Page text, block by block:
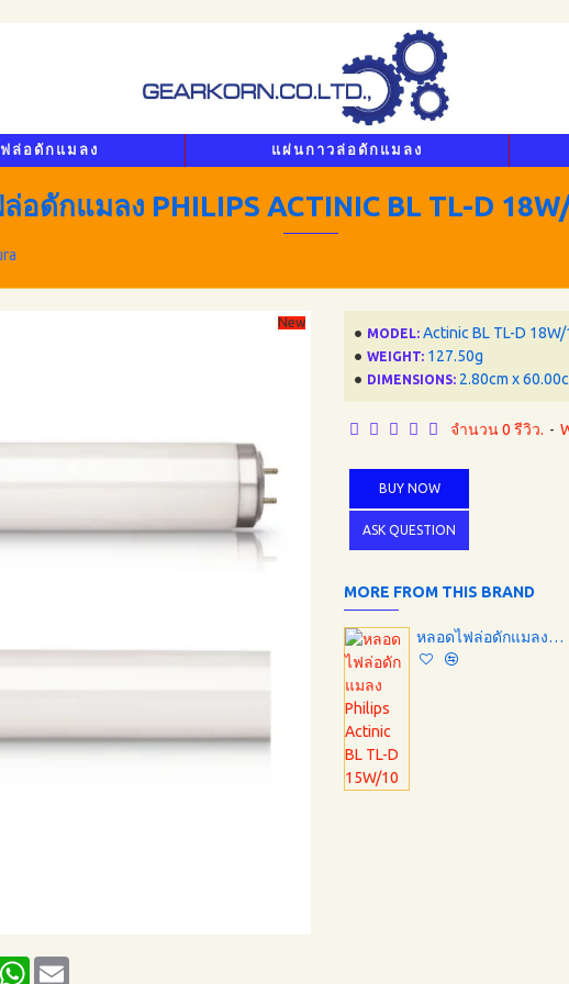
ล่อดักแมลง แผ่นกาวล่อดักแมลง
อดักแมลง PHILIPS ACTINIC BL TL-D
New
WhatsApp
Email
MODEL: Actinic BL TL-D
WEIGHT: 127.50g
DIMENSIONS: 2.80cm x
จำนวน 0 รีวิว. -
BUY NOW
ASK QUESTION
MORE FROM THIS BRAND
หลอดไฟล่อดักแมลง Philips Actinic BL TL-D 15W/10